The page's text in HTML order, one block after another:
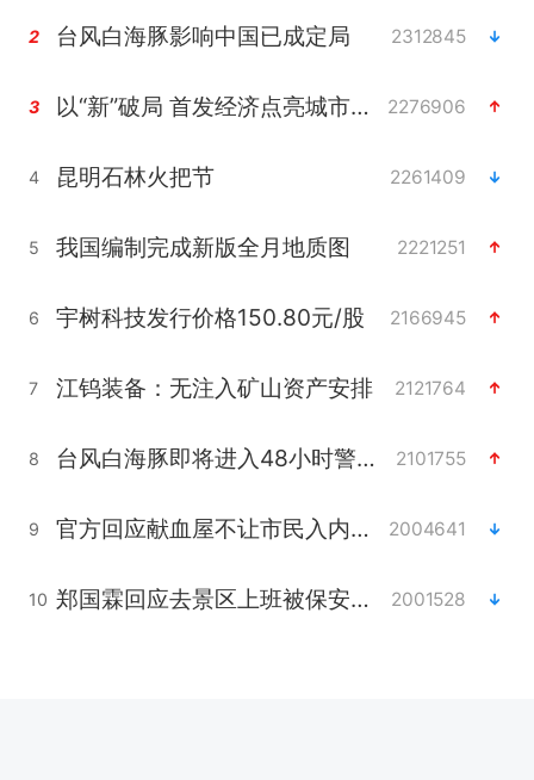
2 台风白海豚影响中国已成定局 2312845
3 以“新”破局 首发经济点亮城市消费活力 2276906
4 昆明石林火把节 2261409
5 我国编制完成新版全月地质图 2221251
6 宇树科技发行价格150.80元/股 2166945
7 江钨装备：无注入矿山资产安排 2121764
8 台风白海豚即将进入48小时警戒线 2101755
9 官方回应献血屋不让市民入内躲雨 2004641
10 郑国霖回应去景区上班被保安拦下 2001528